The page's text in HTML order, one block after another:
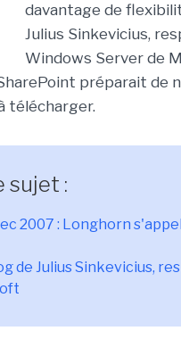
davantage de
Julius Sinkevicius,
Windows Server de
préparait de
télécharger.
sujet :
2007 : Longhorn
de Julius Sinkevicius,